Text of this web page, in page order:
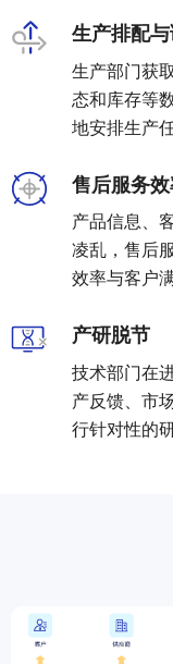
案
API
集
成
管
理
EDI/B2B
企
业
务
总
线
ESB
数
集
成
生产排配
生产部门获
态和库存等
地安排生产
售后服务
产品信息、
凌乱，售后
效率与客户
产研脱节
技术部门在
产反馈、市
行针对性的